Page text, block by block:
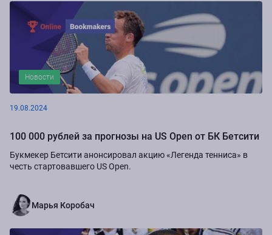
Новости
19.08.2024
100 000 рублей за прогнозы на US Open от БК Бетсити
Букмекер Бетсити анонсировал акцию «Легенда тенниса» в
честь стартовавшего US Open.
Марья Коробач